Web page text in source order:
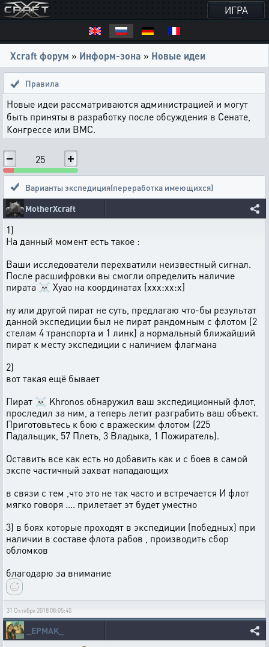
ИГРА
Xcraft форум » Информ-зона » Новые идеи
Правила
Новые идеи рассматриваются администрацией и могут
быть приняты в разработку после обсуждения в Сенате,
Конгрессе или ВМС.
25
Варианты экспедиция(переработка имеющихся)
MotherXcraft
1)
На данный момент есть такое :
Ваши исследователи перехватили неизвестный сигнал.
После расшифровки вы смогли определить наличие
пирата ☠ Xyao на координатах [xxx:xx:x]
ну или другой пират не суть, предлагаю что-бы результат
данной экспедиции был не пират рандомным с флотом (2
стелам 4 транспорта и 1 линк) а нормальный ближайший
пират к месту экспедиции с наличием флагмана
2)
вот такая ещё бывает
Пират ☠ Khronos обнаружил ваш экспедиционный флот,
проследил за ним, а теперь летит разграбить ваш объект.
Приготовьтесь к бою с вражеским флотом (225
Падальщик, 57 Плеть, 3 Владыка, 1 Пожиратель).
Оставить все как есть но добавить как и с боев в самой
экспе частичный захват нападающих
в связи с тем ,что это не так часто и встречается И флот
мягко говоря .... прилетает эт будет уместно
3) в боях которые проходят в экспедиции (победных) при
наличии в составе флота рабов , производить сбор
обломков
благодарю за внимание
31 Октября 2018 08:05:40
_EPMAK_